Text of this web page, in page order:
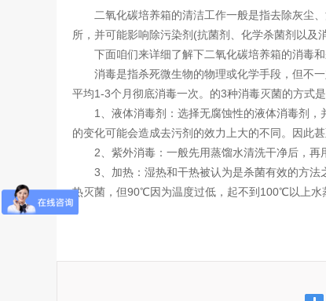
二氧化碳培养箱的清洁工作一般是指去除灰尘
所，并可能影响除污染剂(抗菌剂、化学杀菌剂以及
下面咱们来详细了解下二氧化碳培养箱的消毒和
消毒是指杀死微生物的物理或化学手段，但不一
平均1-3个月彻底消毒一次。的3种消毒灭菌的方式
1、液体消毒剂：选择无腐蚀性的液体消毒剂，
的变化可能会造成去污剂的效力上大的不同。因此
2、紫外消毒：一般先用蒸馏水清洗干净后，再用
3、加热：湿热和干热被认为是杀菌有效的方法
热灭菌，但90℃因为温度过低，起不到100℃以上水